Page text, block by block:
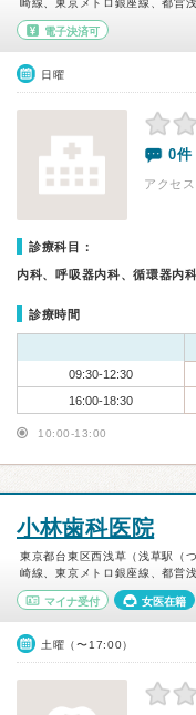
崎線、東京メトロ銀座線、都営浅
電子決済可
日曜
0件
アクセ
診療科目：
内科、呼吸器内科、循環器内
診療時間
09:30-12:30
16:00-18:30
10:00-13:00
小林歯科医院
東京都台東区西浅草（浅草駅（
崎線、東京メトロ銀座線、都営浅
マイナ受付 女医在籍
土曜（〜17:00）